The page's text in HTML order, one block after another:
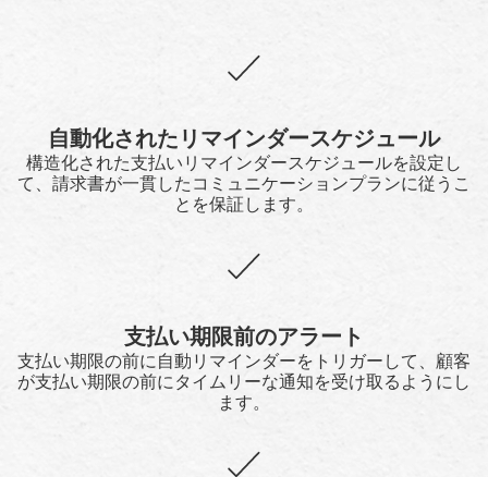
自動化されたリマインダースケジュール
構造化された支払いリマインダースケジュールを設定し
て、請求書が一貫したコミュニケーションプランに従うこ
とを保証します。
支払い期限前のアラート
支払い期限の前に自動リマインダーをトリガーして、顧客
が支払い期限の前にタイムリーな通知を受け取るようにし
ます。